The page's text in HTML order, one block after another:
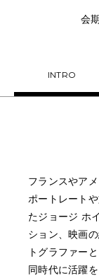
会
INTRO
フランスやア
ポートレート
たジョージ ホ
ション、映画
トグラファー
同時代に活躍